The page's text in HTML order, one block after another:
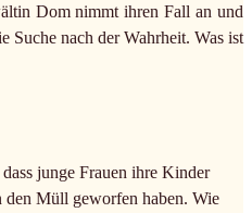
Dom nimmt ihren Fall an und
Suche nach der Wahrheit. Was ist
junge Frauen ihre Kinder
den Müll geworfen haben. Wie